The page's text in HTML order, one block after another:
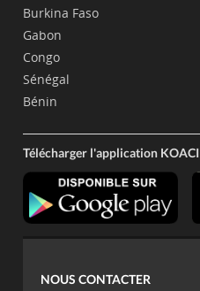
Burkina Faso
Gabon
Congo
Sénégal
Bénin
Télécharger l'application KOACI
NOUS CONTACTER